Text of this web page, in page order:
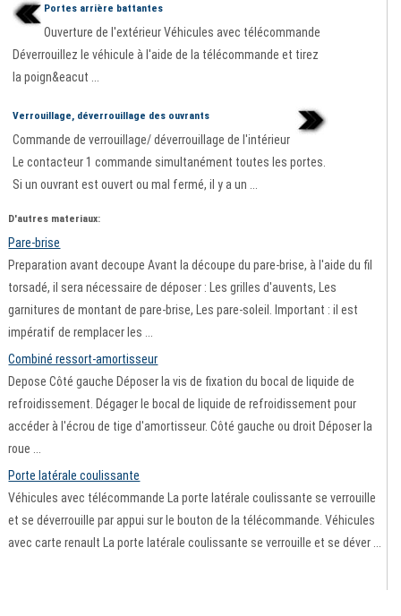
Portes arrière battantes
Ouverture de l'extérieur Véhicules avec télécommande
Déverrouillez le véhicule à l'aide de la télécommande et tirez
la poign&eacut ...
Verrouillage, déverrouillage des ouvrants
Commande de verrouillage/ déverrouillage de l'intérieur
Le contacteur 1 commande simultanément toutes les portes.
Si un ouvrant est ouvert ou mal fermé, il y a un ...
D'autres materiaux:
Pare-brise
Preparation avant decoupe Avant la découpe du pare-brise, à l'aide du fil
torsadé, il sera nécessaire de déposer : Les grilles d'auvents, Les
garnitures de montant de pare-brise, Les pare-soleil. Important : il est
impératif de remplacer les ...
Combiné ressort-amortisseur
Depose Côté gauche Déposer la vis de fixation du bocal de liquide de
refroidissement. Dégager le bocal de liquide de refroidissement pour
accéder à l'écrou de tige d'amortisseur. Côté gauche ou droit Déposer la
roue ...
Porte latérale coulissante
Véhicules avec télécommande La porte latérale coulissante se verrouille
et se déverrouille par appui sur le bouton de la télécommande. Véhicules
avec carte renault La porte latérale coulissante se verrouille et se déver ...